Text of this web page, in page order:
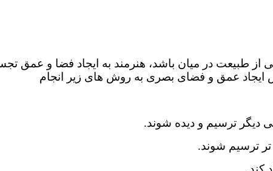
طبیعت در میان باشد، هنرمند به ایجاد فضا و عمق
ایجاد عمق و فضای بصری به روش های زیر انجام